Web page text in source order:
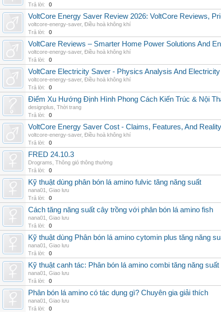
Trả lời:
0
VoltCore Energy Saver Review 2026: VoltCore Reviews,
voltcore-energy-saver, Điều hoà không khí
Trả lời:
0
VoltCare Reviews – Smarter Home Power Solutions And
voltcore-energy-saver, Điều hoà không khí
Trả lời:
0
VoltCare Electricity Saver - Physics Analysis And
voltcore-energy-saver, Điều hoà không khí
Trả lời:
0
Điểm Xu Hướng Định Hình Phong Cách Kiến Trúc & Nội
designplus Thời trang
Trả lời:
0
VoltCore Energy Saver Cost - Claims, Features, And
voltcore-energy-saver, Điều hoà không khí
Trả lời:
0
FRED 24.10.3
Drograms Thông gió thông thường
Trả lời:
0
Kỹ thuật dùng phân bón lá amino fulvic tăng năng suất
nana01
Giao lưu
Trả lời:
0
Cách tăng năng suất cây trồng với phân bón lá amino fish
nana01
Giao lưu
Trả lời:
0
Kỹ thuật dùng Phân bón lá amino cytomin plus tăng năng
nana01
Giao lưu
Trả lời:
0
Kỹ thuật canh tác: Phân bón lá amino combi tăng năng suất
nana01
Giao lưu
Trả lời:
0
Phân bón lá amino có tác dụng gì? Chuyên gia giải thích
nana01
Giao lưu
Trả lời:
0